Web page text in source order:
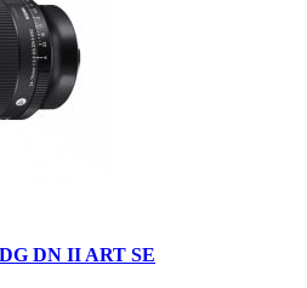
DN II ART SE